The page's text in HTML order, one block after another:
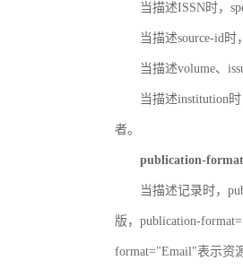
当描述ISSN时，
当描述source-id
当描述volume、
当描述institution
者。
publication-format
当描述记录时，
版，publication-
format="Email"表示资